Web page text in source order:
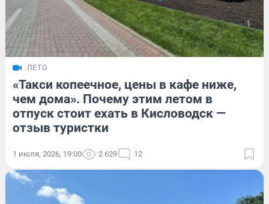
ЛЕТО
«Такси копеечное, цены в кафе ниже,
чем дома». Почему этим летом в
отпуск стоит ехать в Кисловодск —
отзыв туристки
1 июля, 2026, 19:00 2 629 12